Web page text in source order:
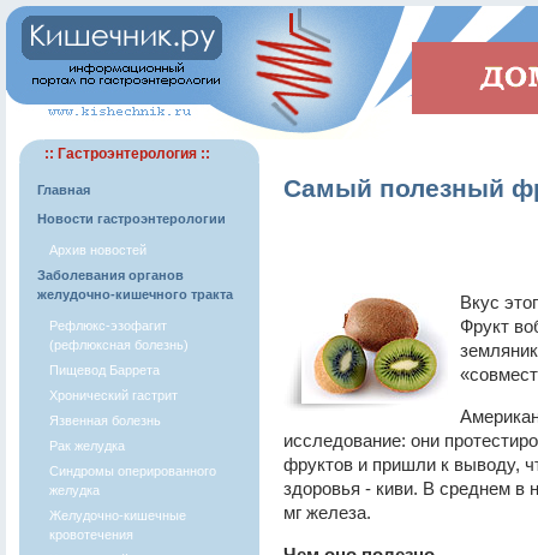
:: Гастроэнтерология ::
Главная
Новости гастроэнтерологии
Архив новостей
Заболевания органов
желудочно-кишечного тракта
Рефлюкс-эзофагит
(рефлюксная болезнь)
Пищевод Баррета
Хронический гастрит
Язвенная болезнь
Рак желудка
Синдромы оперированного
желудка
Желудочно-кишечные
кровотечения
Самый полезный
Вкус
Фрукт
исследование: они
фруктов и пришли к выводу,
здоровья - киви. В среднем в
мг железа.